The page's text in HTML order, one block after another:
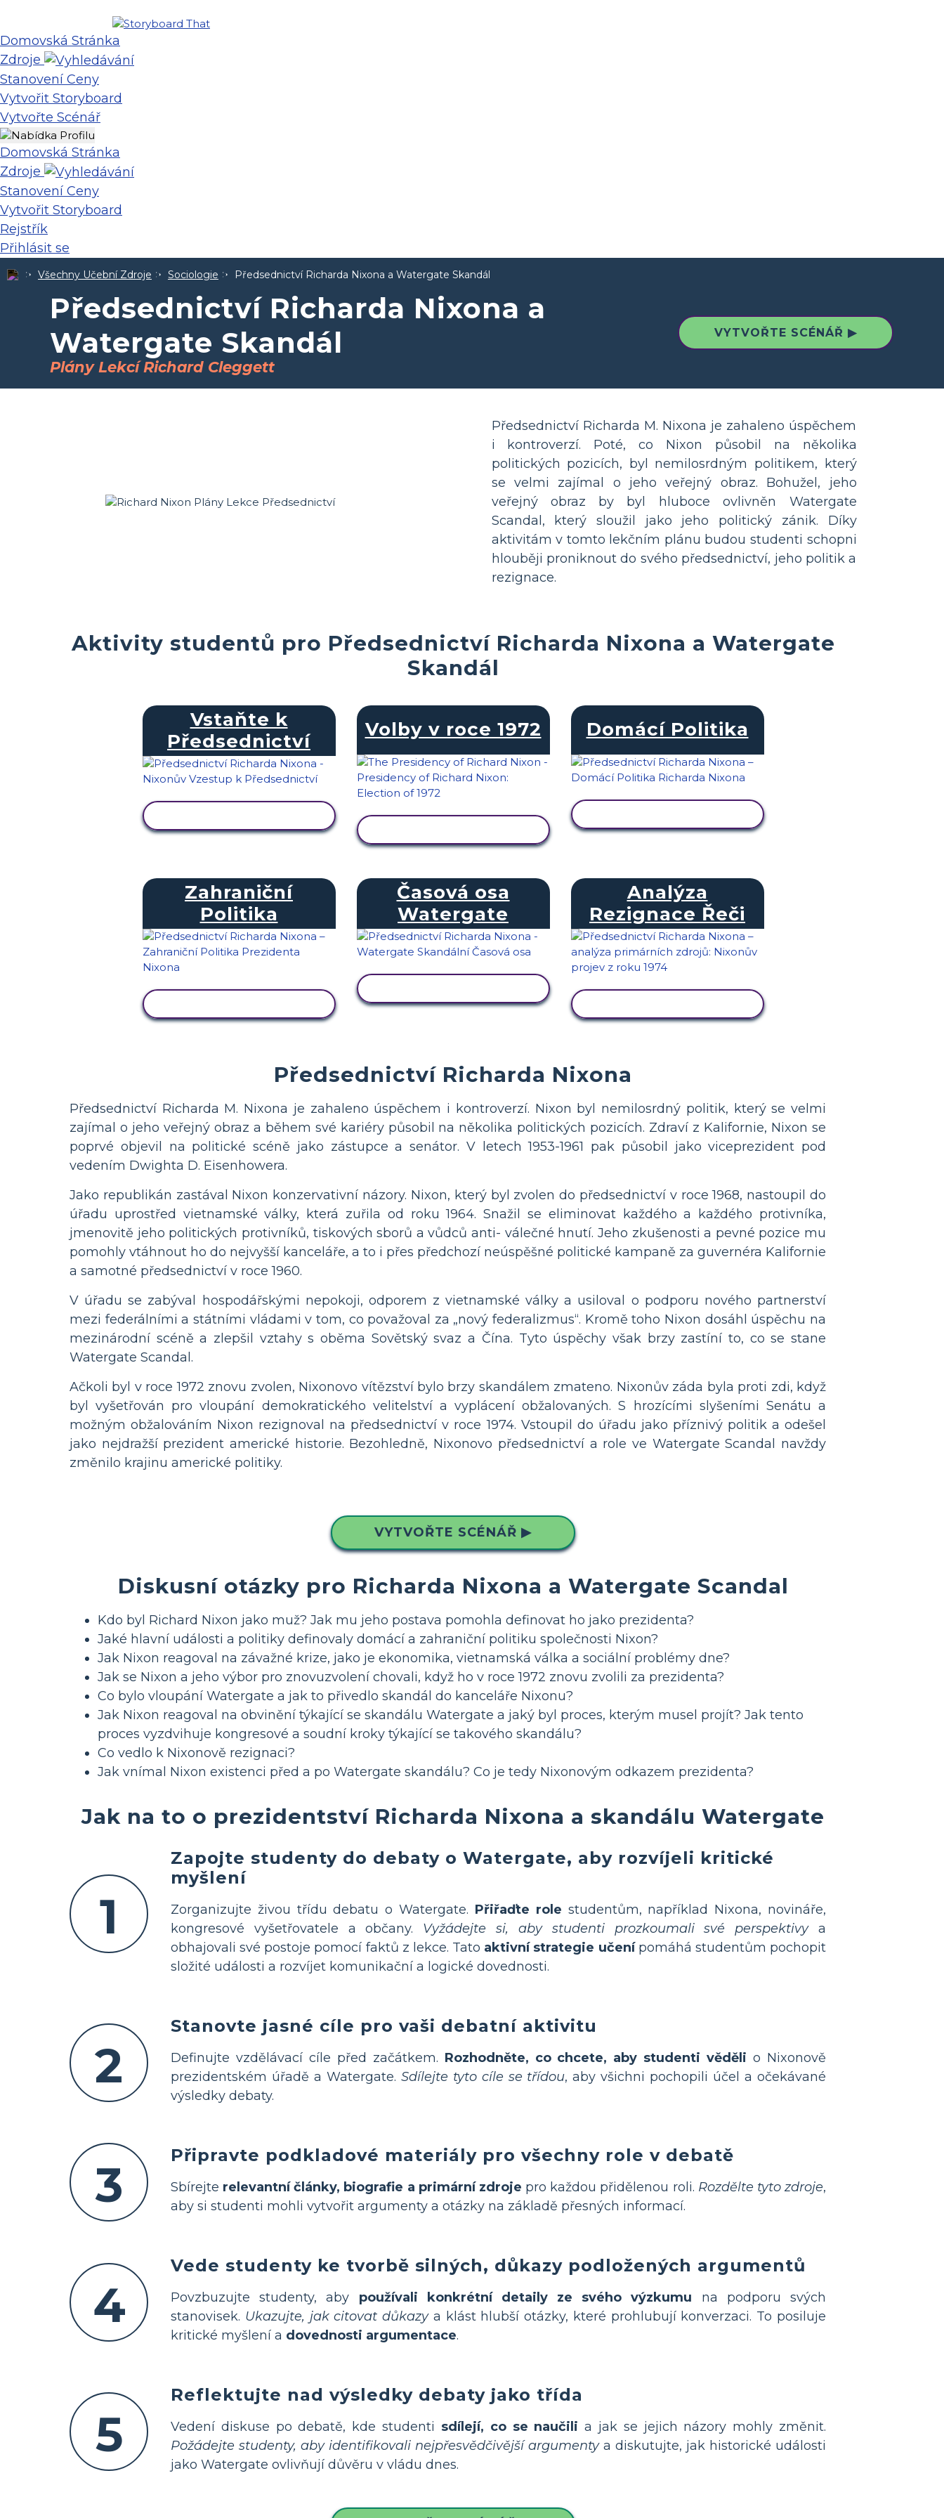
Domovská Stránka
Zdroje
Stanovení Ceny
Vytvořit Storyboard
Vytvořte Scénář
Domovská Stránka
Zdroje
Stanovení Ceny
Vytvořit Storyboard
Rejstřík
Přihlásit se
Všechny Učební Zdroje Sociologie Předsednictví Richarda Nixona a Watergate Skandál
Předsednictví Richarda Nixona a
Watergate Skandál
Plány Lekcí Richard Cleggett
VYTVOŘTE SCÉNÁŘ ▶
Předsednictví Richarda M. Nixona je zahaleno úspěchem
i kontroverzí. Poté, co Nixon působil na několika
politických pozicích, byl nemilosrdným politikem, který
se velmi zajímal o jeho veřejný obraz. Bohužel, jeho
veřejný obraz by byl hluboce ovlivněn Watergate
Scandal, který sloužil jako jeho politický zánik. Díky
aktivitám v tomto lekčním plánu budou studenti schopni
hlouběji proniknout do svého předsednictví, jeho politik a
rezignace.
Aktivity studentů pro Předsednictví Richarda Nixona a Watergate
Skandál
Vstaňte k
Předsednictví
Volby v roce 1972 Domácí Politika
Zahraniční
Politika
Časová osa
Watergate
Analýza
Rezignace Řeči
Předsednictví Richarda Nixona
Předsednictví Richarda M. Nixona je zahaleno úspěchem i kontroverzí. Nixon byl nemilosrdný politik, který se velmi
zajímal o jeho veřejný obraz a během své kariéry působil na několika politických pozicích. Zdraví z Kalifornie, Nixon se
poprvé objevil na politické scéně jako zástupce a senátor. V letech 1953-1961 pak působil jako viceprezident pod
vedením Dwighta D. Eisenhowera.
Jako republikán zastával Nixon konzervativní názory. Nixon, který byl zvolen do předsednictví v roce 1968, nastoupil do
úřadu uprostřed vietnamské války, která zuřila od roku 1964. Snažil se eliminovat každého a každého protivníka,
jmenovitě jeho politických protivníků, tiskových sborů a vůdců anti- válečné hnutí. Jeho zkušenosti a pevné pozice mu
pomohly vtáhnout ho do nejvyšší kanceláře, a to i přes předchozí neúspěšné politické kampaně za guvernéra Kalifornie
a samotné předsednictví v roce 1960.
V úřadu se zabýval hospodářskými nepokoji, odporem z vietnamské války a usiloval o podporu nového partnerství
mezi federálními a státními vládami v tom, co považoval za „nový federalizmus“. Kromě toho Nixon dosáhl úspěchu na
mezinárodní scéně a zlepšil vztahy s oběma Sovětský svaz a Čína. Tyto úspěchy však brzy zastíní to, co se stane
Watergate Scandal.
Ačkoli byl v roce 1972 znovu zvolen, Nixonovo vítězství bylo brzy skandálem zmateno. Nixonův záda byla proti zdi, když
byl vyšetřován pro vloupání demokratického velitelství a vyplácení obžalovaných. S hrozícími slyšeními Senátu a
možným obžalováním Nixon rezignoval na předsednictví v roce 1974. Vstoupil do úřadu jako příznivý politik a odešel
jako nejdražší prezident americké historie. Bezohledně, Nixonovo předsednictví a role ve Watergate Scandal navždy
změnilo krajinu americké politiky.
VYTVOŘTE SCÉNÁŘ ▶
Diskusní otázky pro Richarda Nixona a Watergate Scandal
Kdo byl Richard Nixon jako muž? Jak mu jeho postava pomohla definovat ho jako prezidenta?
Jaké hlavní události a politiky definovaly domácí a zahraniční politiku společnosti Nixon?
Jak Nixon reagoval na závažné krize, jako je ekonomika, vietnamská válka a sociální problémy dne?
Jak se Nixon a jeho výbor pro znovuzvolení chovali, když ho v roce 1972 znovu zvolili za prezidenta?
Co bylo vloupání Watergate a jak to přivedlo skandál do kanceláře Nixonu?
Jak Nixon reagoval na obvinění týkající se skandálu Watergate a jaký byl proces, kterým musel projít? Jak tento
proces vyzdvihuje kongresové a soudní kroky týkající se takového skandálu?
Co vedlo k Nixonově rezignaci?
Jak vnímal Nixon existenci před a po Watergate skandálu? Co je tedy Nixonovým odkazem prezidenta?
Jak na to o prezidentství Richarda Nixona a skandálu Watergate
1
Zapojte studenty do debaty o Watergate, aby rozvíjeli kritické
myšlení
Zorganizujte živou třídu debatu o Watergate. Přiřaďte role studentům, například Nixona, novináře,
kongresové vyšetřovatele a občany. Vyžádejte si, aby studenti prozkoumali své perspektivya
obhajovali své postoje pomocí faktů z lekce. Tato aktivní strategie učenípomáhá studentům pochopit
složité události a rozvíjet komunikační a logické dovednosti.
2
Stanovte jasné cíle pro vaši debatní aktivitu
Definujte vzdělávací cíle před začátkem. Rozhodněte, co chcete, aby studenti věděli o Nixonově
prezidentském úřadě a Watergate. Sdílejte tyto cíle se třídou, aby všichni pochopili účel a očekávané
výsledky debaty.
3
Připravte podkladové materiály pro všechny role v debatě
Sbírejte relevantní články, biografie a primární zdroje pro každou přidělenou roli. Rozdělte tyto zdroje,
aby si studenti mohli vytvořit argumenty a otázky na základě přesných informací.
4
Vede studenty ke tvorbě silných, důkazy podložených argumentů
Povzbuzujte studenty, aby používali konkrétní detaily ze svého výzkumu na podporu svých
stanovisek. Ukazujte, jak citovat důkazya klást hlubší otázky, které prohlubují konverzaci. To posiluje
kritické myšlení a dovednosti argumentace.
5
Reflektujte nad výsledky debaty jako třída
Vedení diskuse po debatě, kde studenti sdílejí, co se naučili a jak se jejich názory mohly změnit.
Požádejte studenty, aby identifikovali nejpřesvědčivější argumentya diskutujte, jak historické události
jako Watergate ovlivňují důvěru v vládu dnes.